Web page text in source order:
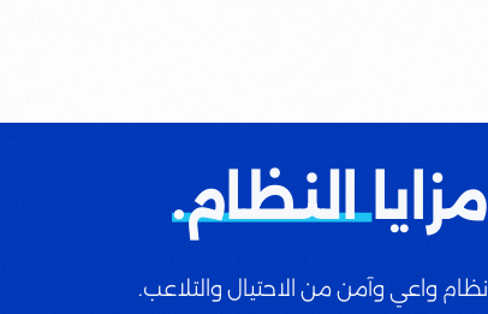
مزايا النظام.
نظام واعي وآمن من الاحتيال والتلاعب.